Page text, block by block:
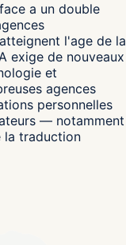
a un double
l'age de la
exige de nouveaux
et
agences
personnelles
— notamment
la traduction